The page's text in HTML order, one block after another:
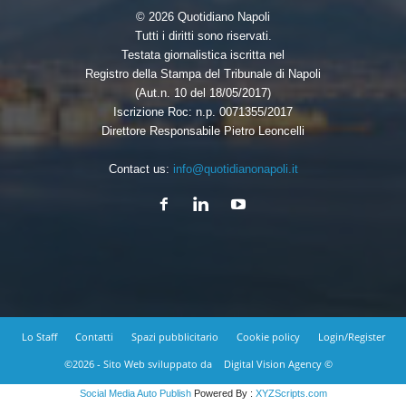
© 2026 Quotidiano Napoli
Tutti i diritti sono riservati.
Testata giornalistica iscritta nel
Registro della Stampa del Tribunale di Napoli
(Aut.n. 10 del 18/05/2017)
Iscrizione Roc: n.p. 0071355/2017
Direttore Responsabile Pietro Leoncelli
Contact us: info@quotidianonapoli.it
Lo Staff Contatti Spazi pubblicitario Cookie policy
Login/Register
©2026 - Sito Web sviluppato da
Digital Vision Agency ©
Social Media Auto PublishPowered By : XYZScripts.com